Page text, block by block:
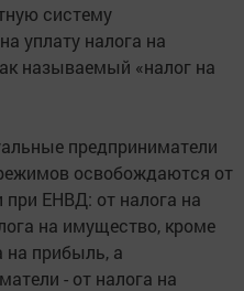
систему
уплату налога на
называемый «налог на
предприниматели
освобождаются от
при ЕНВД: от налога на
на имущество, кроме
на прибыль, а
- от налога на